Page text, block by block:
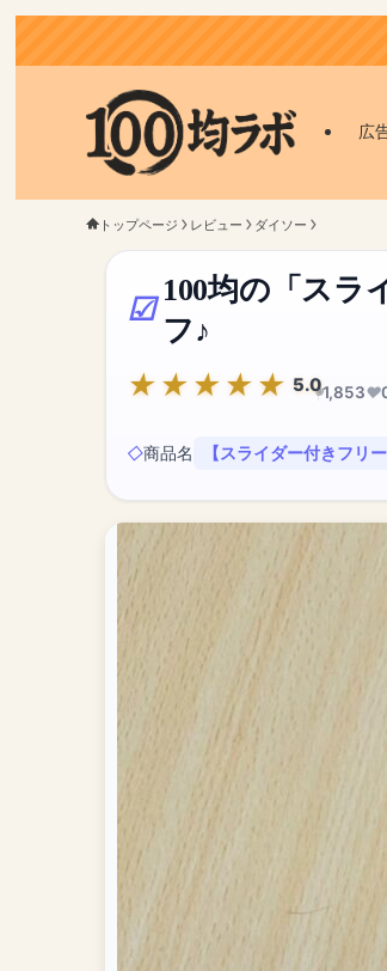
広
トップページ レビュー ダイソー
100均の「スラ
フ♪
5.01,853
商品名 【スライダー付きフリ